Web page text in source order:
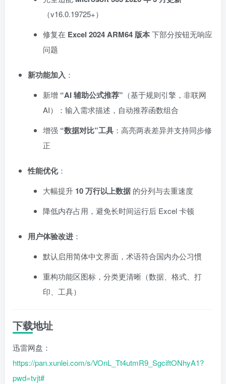
（v16.0.19725+）
修复在 Excel 2024 ARM64 版本下部分按钮无响应
问题
新功能加入 ：
新增 “AI 辅助公式推荐” （基于规则引擎，非联网
AI）：输入需求描述，自动推荐函数组合
增强 “数据对比”工具 ：高亮两表差异并支持同步修
正
性能优化：
大幅提升 10 万行以上数据 的分列与去重速度
降低内存占用，避免长时间运行后 Excel 卡顿
用户体验改进 ：
默认启用简体中文界面，术语符合国内办公习惯
重构功能区图标，分类更清晰（数据、格式、打
印、工具）
下载地址
迅雷网盘：
https://pan.xunlei.com/s/VOnL_Tt4utmR9_SgciftONhyA1?
pwd=tvjt#